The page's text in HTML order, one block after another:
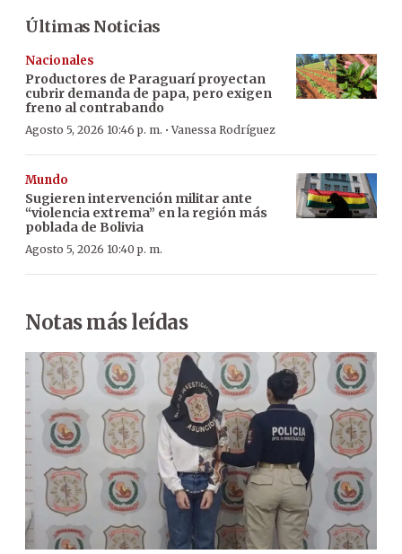
Últimas Noticias
Nacionales
Productores de Paraguarí proyectan
cubrir demanda de papa, pero exigen
freno al contrabando
Agosto 5, 2026 10:46 p. m. ·Vanessa Rodríguez
Mundo
Sugieren intervención militar ante
“violencia extrema” en la región más
poblada de Bolivia
Agosto 5, 2026 10:40 p. m.
Notas más leídas